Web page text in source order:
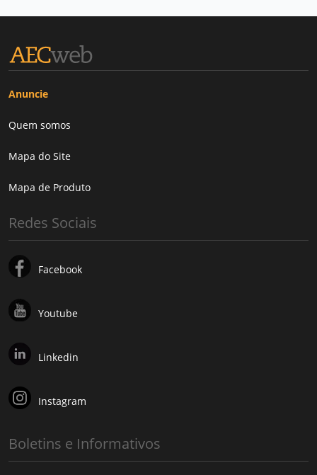
Anuncie
Quem somos
Mapa do Site
Mapa de Produto
Redes Sociais
Facebook
Youtube
Linkedin
Instagram
Boletins e Informativos